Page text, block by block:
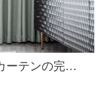
新しいカーテンの完成品の高遮光カーテンを厚くし、カーテンを厚くして、寝室のリビングルームに穴を開けて、エッフェルブルーグレー（遮光度80%-遮光布を含まない）をオーダーメードします。